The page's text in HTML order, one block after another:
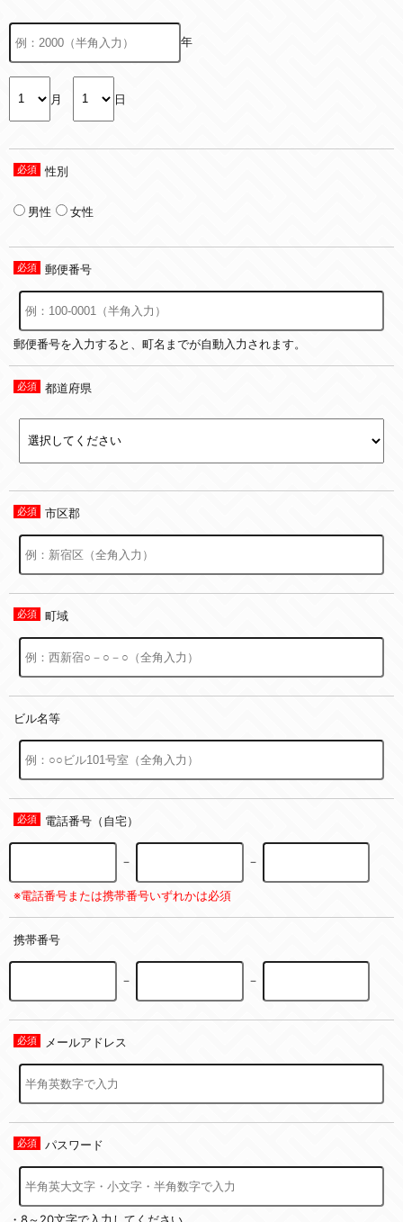
年
月 日
性別
男性 女性
郵便番号
郵便番号を入力すると、町名までが自動入力されます。
都道府県
市区郡
町域
ビル名等
電話番号（自宅）
－ －
※電話番号または携帯番号いずれかは必須
携帯番号
－ －
メールアドレス
パスワード
・8～20文字で入力してください。